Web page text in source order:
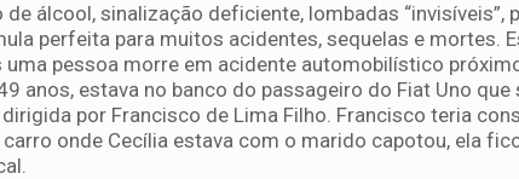
álcool, sinalização deficiente, lombadas “invisíveis”,
perfeita para muitos acidentes, sequelas e mortes.
pessoa morre em acidente automobilístico
anos, estava no banco do passageiro do Fiat Uno
por Francisco de Lima Filho. Francisco teria
onde Cecília estava com o marido capotou, ela